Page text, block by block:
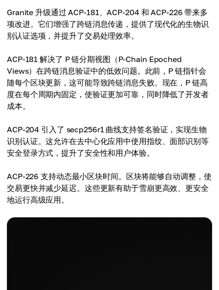
Granite 升级通过 ACP-181、ACP-204 和 ACP-226 带来多
项改进。它们增强了跨链消息传递，提供了现代化的生物识
别认证选项，并提升了交易处理效率。
ACP-181 解决了 P 链分期视图（P-Chain Epoched
Views）在跨链消息验证中的低效问题。此前，P 链指针会
随每个区块更新，这可能导致跨链消息失败。现在，P 链高
度在每个周期内固定，使验证更加可靠，同时降低了开发者
成本。
ACP-204 引入了 secp256r1 曲线支持签名验证，实现生物
识别认证。这允许在去中心化应用中使用指纹、面部识别等
安全登录方式，提升了安全性和用户体验。
ACP-226 支持动态最小区块时间。区块将能够自动调整，使
交易更快并减少延迟。这些更新有助于雪崩更高效、更安全
地运行高级应用。